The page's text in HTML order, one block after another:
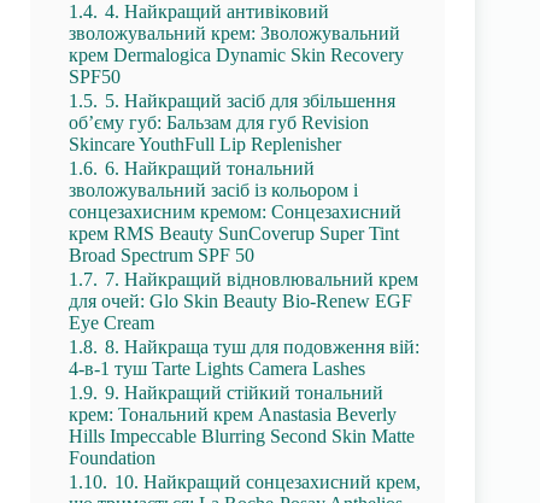
1.4. 4. Найкращий антивіковий
зволожувальний крем: Зволожувальний
крем Dermalogica Dynamic Skin Recovery
SPF50
1.5. 5. Найкращий засіб для збільшення
об’єму губ: Бальзам для губ Revision
Skincare YouthFull Lip Replenisher
1.6. 6. Найкращий тональний
зволожувальний засіб із кольором і
сонцезахисним кремом: Сонцезахисний
крем RMS Beauty SunCoverup Super Tint
Broad Spectrum SPF 50
1.7. 7. Найкращий відновлювальний крем
для очей: Glo Skin Beauty Bio-Renew EGF
Eye Cream
1.8. 8. Найкраща туш для подовження вій:
4-в-1 туш Tarte Lights Camera Lashes
1.9. 9. Найкращий стійкий тональний
крем: Тональний крем Anastasia Beverly
Hills Impeccable Blurring Second Skin Matte
Foundation
1.10. 10. Найкращий сонцезахисний крем,